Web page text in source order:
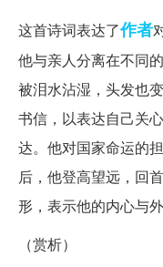
这首诗词表达了作者
他与亲人分离在不同
被泪水沾湿，头发也
书信，以表达自己关
达。他对国家命运的
后，他登高望远，回
形，表示他的内心与
（赏析）